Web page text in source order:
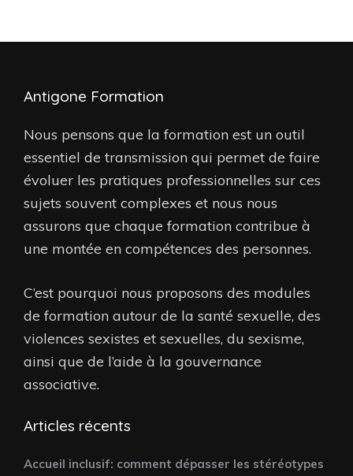
Antigone Formation
Nous pensons que la formation est un outil
essentiel de transmission qui permet de faire
évoluer les pratiques professionnelles sur ces
sujets souvent complexes et nous nous
assurons que chaque formation contribue à
une montée en compétences des personnes.
C’est pourquoi nous proposons des modules
de formation autour de la santé sexuelle, des
violences sexistes et sexuelles, du sexisme,
ainsi que de l’aide à la gouvernance
associative.
Articles récents
Accueil inclusif: comment dépasser les stéréotypes